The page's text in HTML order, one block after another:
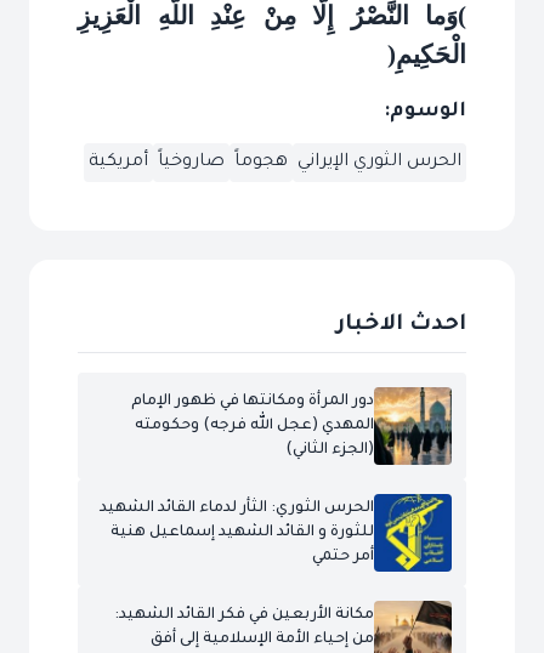
(وَما النَّصْرُ إِلَّا مِنْ عِنْدِ اللَّهِ الْعَزِيزِ
الْحَكِيمِ)
الوسوم:
الحرس الثوري الإيراني هجوماً صاروخياً أمريكية
احدث الاخبار
دور المرأة ومكانتها في ظهور الإمام
المهدي (عجل الله فرجه) وحكومته
(الجزء الثاني)
الحرس الثوري: الثأر لدماء القائد الشهيد
للثورة و القائد الشهيد إسماعيل هنية
أمر حتمي
مكانة الأربعين في فكر القائد الشهيد:
من إحياء الأمة الإسلامية إلى أفق